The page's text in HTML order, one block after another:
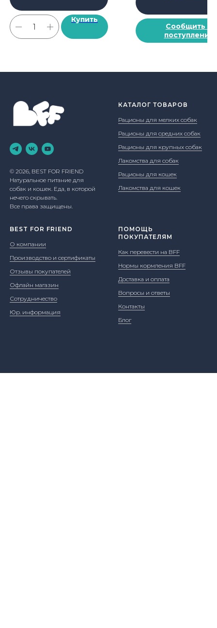
Купить
Сообщить о
поступлении
© 2026, BEST FOR FRIEND
Натуральное питание для
собак и кошек. Еда, в которой
нечего скрывать.
Все права защищены.
КАТАЛОГ ТОВАРОВ
Рационы для мелких собак
Рационы для средних собак
Рационы для крупных собак
Лакомства для собак
Рационы для кошек
Лакомства для кошек
BEST FOR FRIEND
О компании
Производство и сертификаты
Отзывы покупателей
Офлайн магазин
Сотрудничество
Юр. информация
ПОМОЩЬ
ПОКУПАТЕЛЯМ
Как перевести на BFF
Нормы кормления BFF
Доставка и оплата
Вопросы и ответы
Контакты
Блог